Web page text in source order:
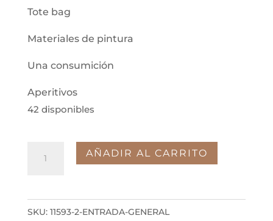
Tote bag
Materiales de pintura
Una consumición
Aperitivos
42 disponibles
AÑADIR AL CARRITO
SKU: 11593-2-ENTRADA-GENERAL